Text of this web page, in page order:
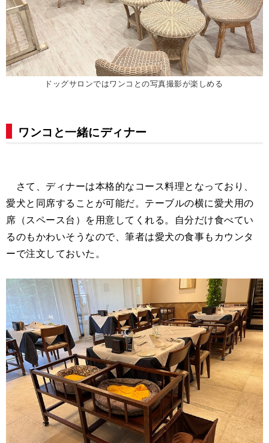
ドッグサロンではワンコとの写真撮影が楽しめる
ワンコと一緒にディナー
さて、ディナーは本格的なコース料理となっており、
愛犬と同席することが可能だ。テーブルの横に愛犬用の
席（スペース台）を用意してくれる。自分だけ食べてい
るのもかわいそうなので、筆者は愛犬の食事もカウンタ
ーで注文しておいた。